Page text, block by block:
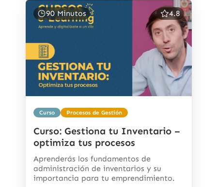
90 Minutos 4.8
Curso Procesos de Gestión
Curso: Gestiona tu Inventario –
optimiza tus procesos
Aprenderás los fundamentos de
administración de inventarios y su
importancia para tu emprendimiento.